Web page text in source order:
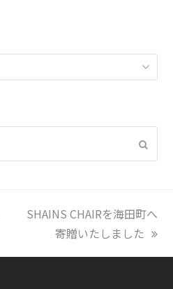
信
次
投
SHAINS CHAIRを海田町へ
寄贈いたしました